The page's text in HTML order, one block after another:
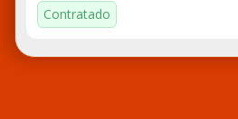
Contratado